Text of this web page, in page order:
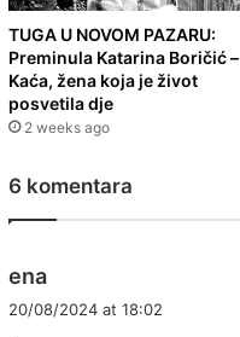
TUGA U NOVOM PAZARU:
Preminula Katarina Boričić –
Kaća, žena koja je život
posvetila dje
2 weeks ago
6 komentara
ena
20/08/2024 at 18:02